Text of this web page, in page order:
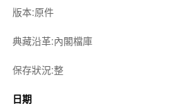
版本:原件
典藏沿革:內閣檔庫
保存狀況:整
日期